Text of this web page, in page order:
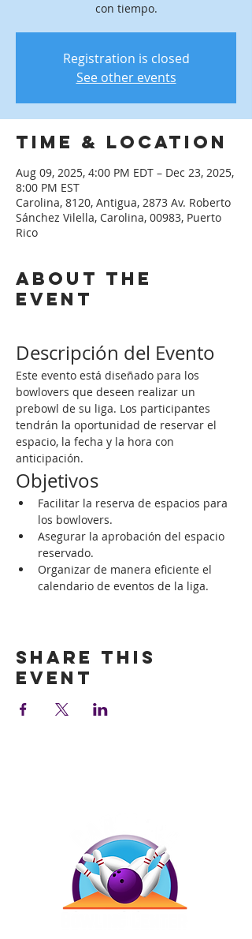
con tiempo.
Registration is closed
See other events
Time & Location
Aug 09, 2025, 4:00 PM EDT – Dec 23, 2025,
8:00 PM EST
Carolina, 8120, Antigua, 2873 Av. Roberto
Sánchez Vilella, Carolina, 00983, Puerto
Rico
About the
event
Descripción del Evento
Este evento está diseñado para los
bowlovers que deseen realizar un
prebowl de su liga. Los participantes
tendrán la oportunidad de reservar el
espacio, la fecha y la hora con
anticipación.
Objetivos
Facilitar la reserva de espacios para
los bowlovers.
Asegurar la aprobación del espacio
reservado.
Organizar de manera eficiente el
calendario de eventos de la liga.
Share this
event